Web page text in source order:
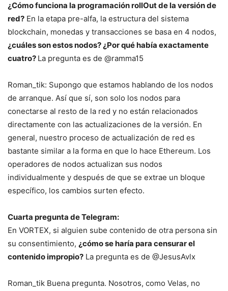
¿Cómo funciona la programación rollOut de la versión de
red? En la etapa pre-alfa, la estructura del sistema
blockchain, monedas y transacciones se basa en 4 nodos,
¿cuáles son estos nodos? ¿Por qué había exactamente
cuatro? La pregunta es de @ramma15
Roman_tik: Supongo que estamos hablando de los nodos
de arranque. Así que sí, son solo los nodos para
conectarse al resto de la red y no están relacionados
directamente con las actualizaciones de la versión. En
general, nuestro proceso de actualización de red es
bastante similar a la forma en que lo hace Ethereum. Los
operadores de nodos actualizan sus nodos
individualmente y después de que se extrae un bloque
específico, los cambios surten efecto.
Cuarta pregunta de Telegram:
En VORTEX, si alguien sube contenido de otra persona sin
su consentimiento, ¿cómo se haría para censurar el
contenido impropio? La pregunta es de @JesusAvlx
Roman_tik Buena pregunta. Nosotros, como Velas, no